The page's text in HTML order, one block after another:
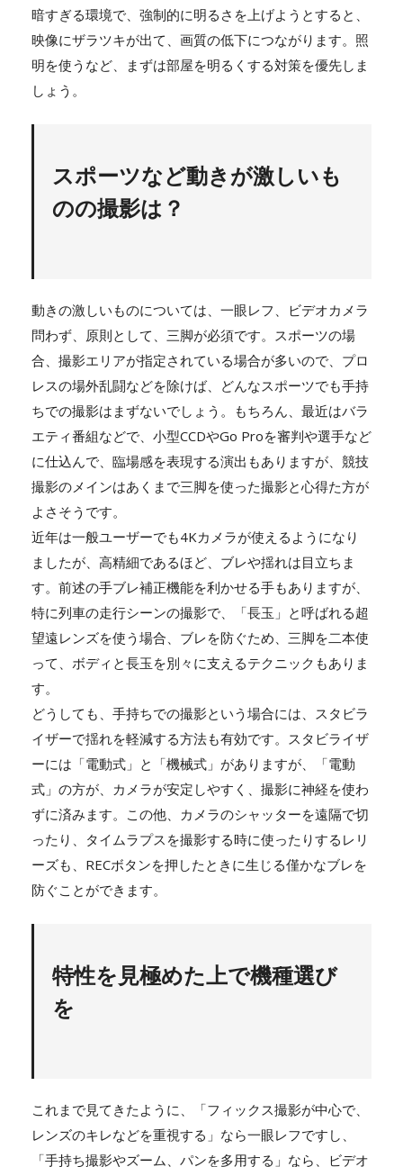
暗すぎる環境で、強制的に明るさを上げようとすると、
映像にザラツキが出て、画質の低下につながります。照
明を使うなど、まずは部屋を明るくする対策を優先しま
しょう。
スポーツなど動きが激しいも
のの撮影は？
動きの激しいものについては、一眼レフ、ビデオカメラ
問わず、原則として、三脚が必須です。スポーツの場
合、撮影エリアが指定されている場合が多いので、プロ
レスの場外乱闘などを除けば、どんなスポーツでも手持
ちでの撮影はまずないでしょう。もちろん、最近はバラ
エティ番組などで、小型CCDやGo Proを審判や選手など
に仕込んで、臨場感を表現する演出もありますが、競技
撮影のメインはあくまで三脚を使った撮影と心得た方が
よさそうです。
近年は一般ユーザーでも4Kカメラが使えるようになり
ましたが、高精細であるほど、ブレや揺れは目立ちま
す。前述の手ブレ補正機能を利かせる手もありますが、
特に列車の走行シーンの撮影で、「長玉」と呼ばれる超
望遠レンズを使う場合、ブレを防ぐため、三脚を二本使
って、ボディと長玉を別々に支えるテクニックもありま
す。
どうしても、手持ちでの撮影という場合には、スタビラ
イザーで揺れを軽減する方法も有効です。スタビライザ
ーには「電動式」と「機械式」がありますが、「電動
式」の方が、カメラが安定しやすく、撮影に神経を使わ
ずに済みます。この他、カメラのシャッターを遠隔で切
ったり、タイムラプスを撮影する時に使ったりするレリ
ーズも、RECボタンを押したときに生じる僅かなブレを
防ぐことができます。
特性を見極めた上で機種選び
を
これまで見てきたように、「フィックス撮影が中心で、
レンズのキレなどを重視する」なら一眼レフですし、
「手持ち撮影やズーム、パンを多用する」なら、ビデオ